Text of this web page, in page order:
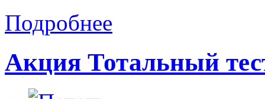
Подробнее
Акция Тотальный